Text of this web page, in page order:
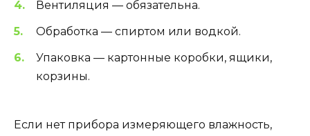
Вентиляция — обязательна.
Обработка — спиртом или водкой.
Упаковка — картонные коробки, ящики,
корзины.
Если нет прибора измеряющего влажность,